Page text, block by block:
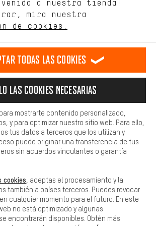
english Deutsch
Comunidad de Aquisgrán
de datos Condiciones Generales
de reportes Reciclaje de baterias
de las cookies Ajusta el contraste
indicados son en euros e sin MwSt, más
de envío aEstados Unidos.
a nuestra tienda!
mira nuestra
de cookies.
cookies de rendimiento, puedes influir en la mejora
web y nuestra oferta de la tienda con tu
de compra.
creamos enlaces a plataformas de redes
permite proporcionarle más contenido e
le ayudarán a encontrar los productos adecuados.
rápida y sencilla.
aseguran que puedas usar nuestro sitio web.
todas las cookies
las cookies necesarias
mostrarte contenido personalizado,
y para optimizar nuestro sitio web. Para ello,
tus datos a terceros que los utilizan y
puede originar una transferencia de tus
sin acuerdos vinculantes o garantía
cookies , aceptas el procesamiento y la
también a países terceros. Puedes revocar
cualquier momento para el futuro. En este
no está optimizado y algunas
encontrarán disponibles. Obtén más